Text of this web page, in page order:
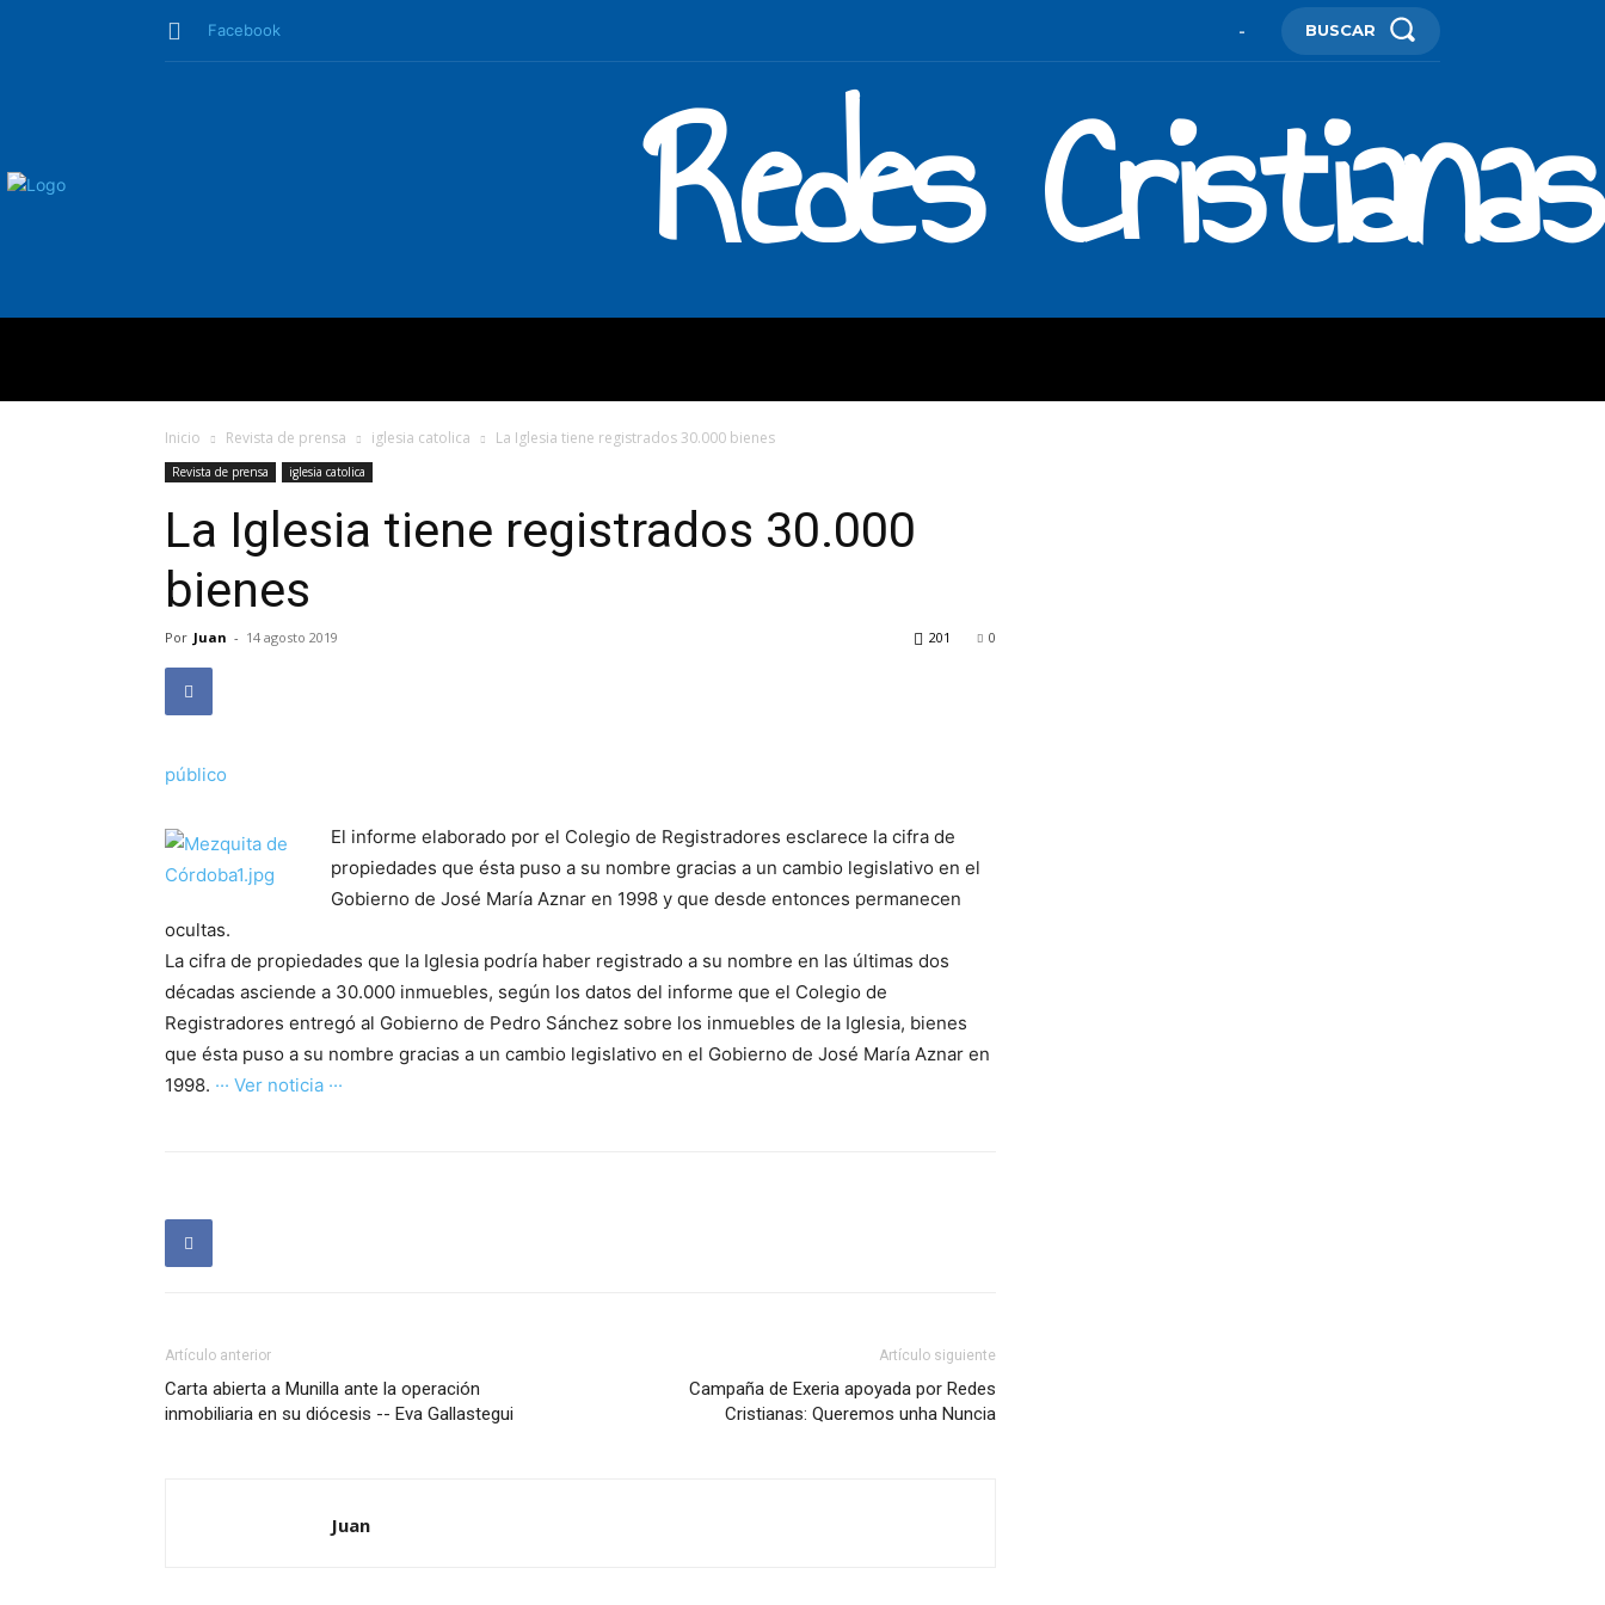
Facebook - BUSCAR
Redes Cristianas
Inicio Revista de prensa iglesia catolica La Iglesia tiene registrados 30.000 bienes
Revista de prensa iglesia catolica
La Iglesia tiene registrados 30.000
bienes
Por Juan - 14 agosto 2019 0
201
público
El informe elaborado por el Colegio de Registradores esclarece la cifra de
propiedades que ésta puso a su nombre gracias a un cambio legislativo en el
Gobierno de José María Aznar en 1998 y que desde entonces permanecen
ocultas.
La cifra de propiedades que la Iglesia podría haber registrado a su nombre en las últimas dos
décadas asciende a 30.000 inmuebles, según los datos del informe que el Colegio de
Registradores entregó al Gobierno de Pedro Sánchez sobre los inmuebles de la Iglesia, bienes
que ésta puso a su nombre gracias a un cambio legislativo en el Gobierno de José María Aznar en
1998. ··· Ver noticia ···
Artículo anterior
Carta abierta a Munilla ante la operación
inmobiliaria en su diócesis -- Eva Gallastegui
Artículo siguiente
Campaña de Exeria apoyada por Redes
Cristianas: Queremos unha Nuncia
Juan